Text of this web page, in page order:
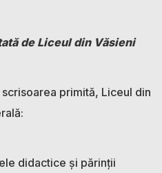
de Liceul din Văsieni
primită, Liceul din
didactice și părinții